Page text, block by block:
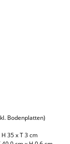
Bodenplatten)
35 x T 3 cm